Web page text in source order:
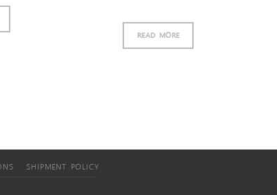
READ MORE
SHIPMENT POLICY